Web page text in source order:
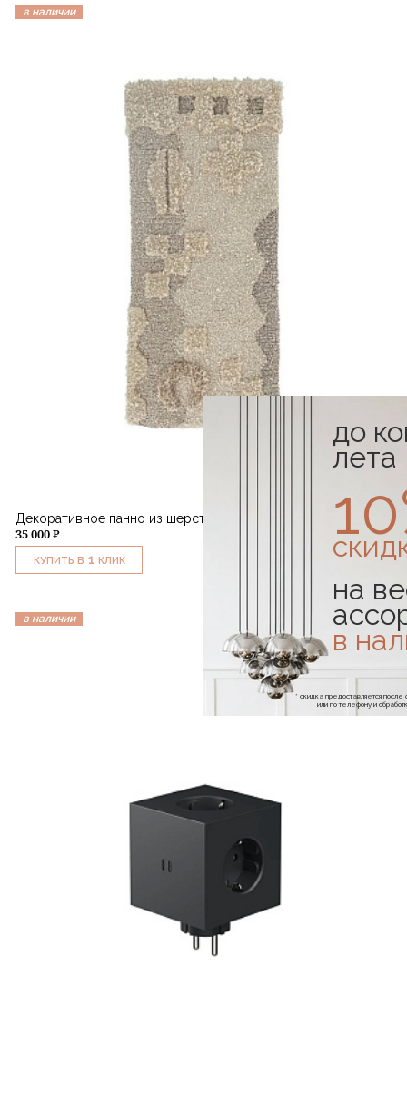
в наличии
Декоративное панно из шерсти "Деревенский"
35 000 ₽
КУПИТЬ В 1 КЛИК
в наличии
до
лета
на
в
* скидка предоставляется
или по телефону и